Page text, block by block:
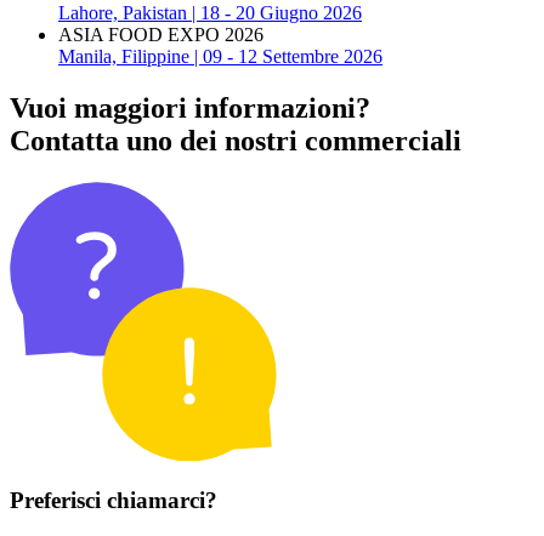
Lahore, Pakistan | 18 - 20 Giugno 2026
ASIA FOOD EXPO 2026
Manila, Filippine | 09 - 12 Settembre 2026
Vuoi maggiori informazioni?
Contatta uno dei nostri commerciali
Preferisci chiamarci?